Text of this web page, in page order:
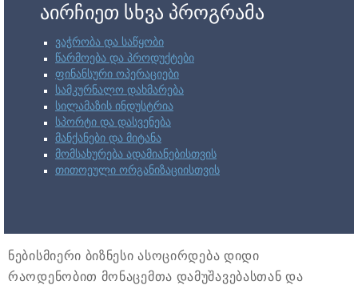
აირჩიეთ სხვა პროგრამა
ვაჭრობა და საწყობი
წარმოება და პროდუქტები
ფინანსური ოპერაციები
სამკურნალო დახმარება
სილამაზის ინდუსტრია
სპორტი და დასვენება
მანქანები და მიტანა
მომსახურება ადამიანებისთვის
თითოეული ორგანიზაციისთვის
ნებისმიერი ბიზნესი ასოცირდება დიდი
რაოდენობით მონაცემთა დამუშავებასთან და